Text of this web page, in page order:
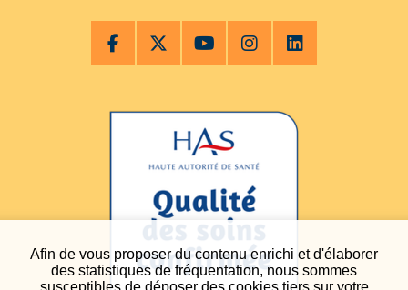
Afin de vous proposer du contenu enrichi et d'élaborer
des statistiques de fréquentation, nous sommes
susceptibles de déposer des cookies tiers sur votre